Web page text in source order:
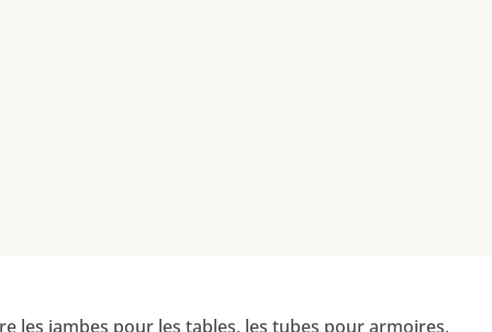
les jambes pour les tables, les tubes pour armoires,